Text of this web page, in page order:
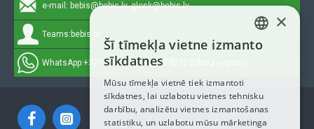
e-mail: bebis@bebis.lv, glosk@bebis.lv
Teams: bebis.lv
WhatsApp:+371 29511512, 20579272 (tikai ziņojumi)
LATVIAN
ENGLISH
×
Šī tīmekļa vietne izmanto
sīkdatnes
Mūsu tīmekļa vietnē tiek izmantoti
sīkdatnes, lai uzlabotu vietnes tehnisku
darbību, analizētu vietnes izmantošanas
statistiku, un uzlabotu mūsu mārketinga